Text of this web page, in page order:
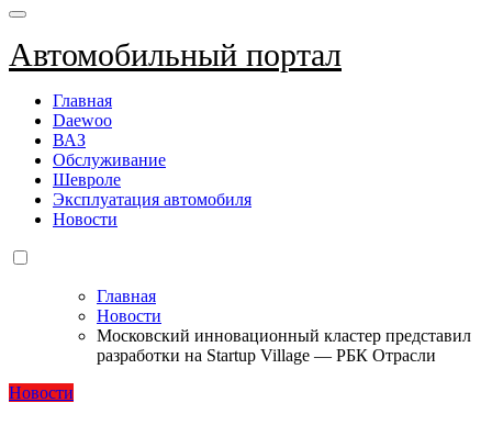
Автомобильный портал
Главная
Daewoo
ВАЗ
Обслуживание
Шевроле
Эксплуатация автомобиля
Новости
Главная
Новости
Московский инновационный кластер представил
разработки на Startup Village — РБК Отрасли
Новости